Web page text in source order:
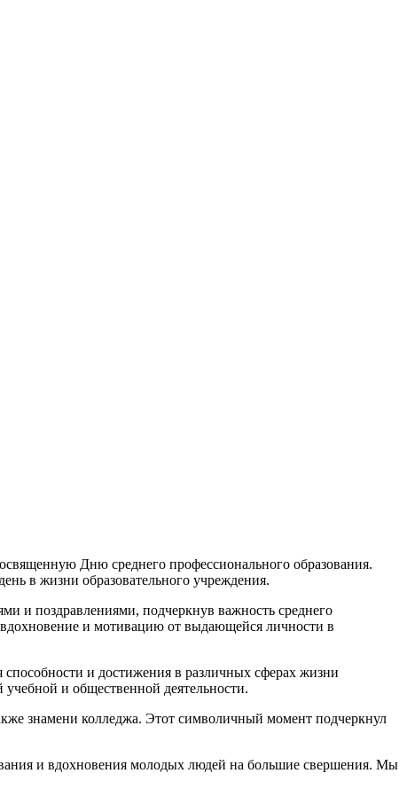
Дню среднего профессионального образования.
в жизни образовательного учреждения.
и поздравлениями, подчеркнув важность среднего
вдохновение и мотивацию от выдающейся личности в
и достижения в различных сферах жизни
и общественной деятельности.
знамени колледжа. Этот символичный момент подчеркнул
и вдохновения молодых людей на большие свершения. Мы